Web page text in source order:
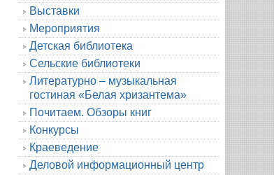
Выставки
Мероприятия
Детская библиотека
Сельские библиотеки
Литературно – музыкальная
гостиная «Белая хризантема»
Почитаем. Обзоры книг
Конкурсы
Краеведение
Деловой информационный центр